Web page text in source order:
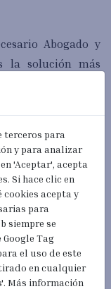
Abogado y
la solución más
a afrontar
porque la
de resolver.
planteando
manera de
terceros para
y para analizar
'Aceptar', acepta
Si hace clic en
acepta y
para
siempre se
Tag
el uso de este
en cualquier
Más información